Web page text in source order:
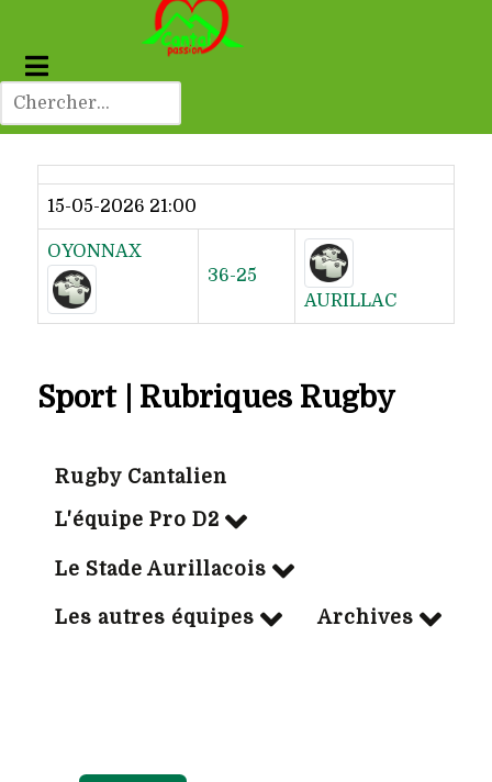
Dernier résultat
15-05-2026 21:00
OYONNAX
36-25
AURILLAC
Sport | Rubriques Rugby
Rugby Cantalien
L'équipe Pro D2
Le Stade Aurillacois
Les autres équipes Archives